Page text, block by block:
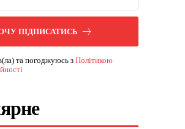
ПІДПИСАТИСЬ
та погоджуюсь зПолітикою